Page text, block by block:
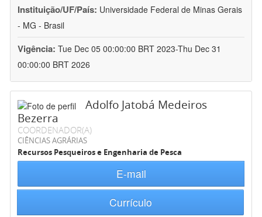
Instituição/UF/País: Universidade Federal de Minas Gerais
- MG - Brasil
Vigência: Tue Dec 05 00:00:00 BRT 2023-Thu Dec 31
00:00:00 BRT 2026
Adolfo Jatobá Medeiros
Bezerra
COORDENADOR(A)
CIÊNCIAS AGRÁRIAS
Recursos Pesqueiros e Engenharia de Pesca
E-mail
Currículo